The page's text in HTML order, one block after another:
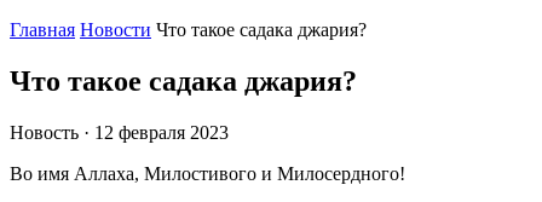
Главная Новости Что такое садака джария?
Что такое садака джария?
Новость · 12 февраля 2023
Во имя Аллаха, Милостивого и Милосердного!